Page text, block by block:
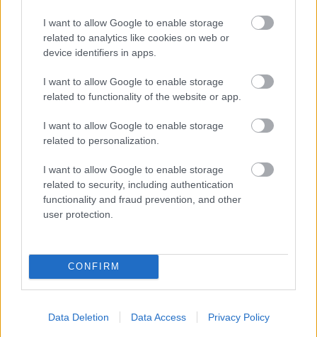
I want to allow Google to enable storage
related to analytics like cookies on web or
device identifiers in apps.
I want to allow Google to enable storage
related to functionality of the website or app.
I want to allow Google to enable storage
related to personalization.
I want to allow Google to enable storage
related to security, including authentication
functionality and fraud prevention, and other
user protection.
CONFIRM
Data Deletion Data Access Privacy Policy
Az ő neve Chanel Iman
Fotó: Gregory Pace / Beimages / Northfoto